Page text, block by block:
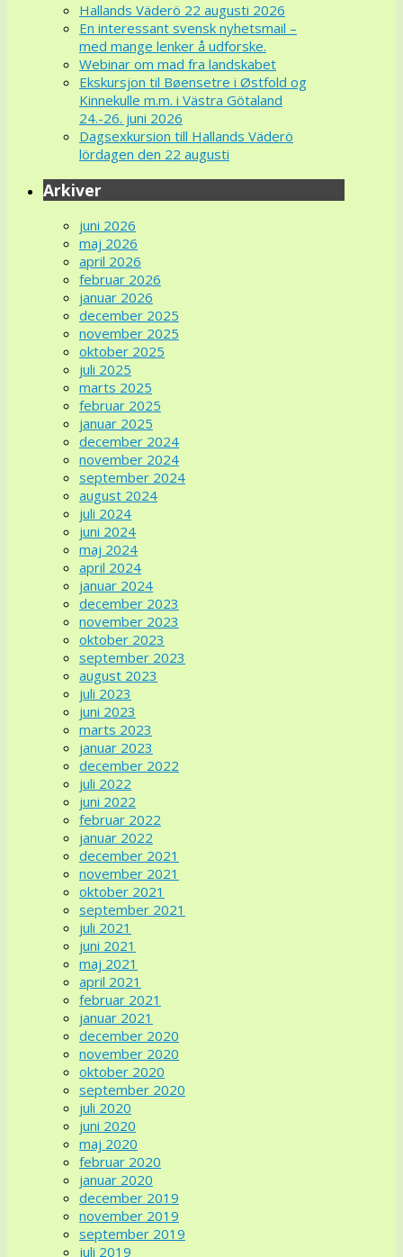
Hallands Väderö 22 augusti 2026
En interessant svensk nyhetsmail –
med mange lenker å udforske.
Webinar om mad fra landskabet
Ekskursjon til Bøensetre i Østfold og
Kinnekulle m.m. i Västra Götaland
24.-26. juni 2026
Dagsexkursion till Hallands Väderö
lördagen den 22 augusti
Arkiver
juni 2026
maj 2026
april 2026
februar 2026
januar 2026
december 2025
november 2025
oktober 2025
juli 2025
marts 2025
februar 2025
januar 2025
december 2024
november 2024
september 2024
august 2024
juli 2024
juni 2024
maj 2024
april 2024
januar 2024
december 2023
november 2023
oktober 2023
september 2023
august 2023
juli 2023
juni 2023
marts 2023
januar 2023
december 2022
juli 2022
juni 2022
februar 2022
januar 2022
december 2021
november 2021
oktober 2021
september 2021
juli 2021
juni 2021
maj 2021
april 2021
februar 2021
januar 2021
december 2020
november 2020
oktober 2020
september 2020
juli 2020
juni 2020
maj 2020
februar 2020
januar 2020
december 2019
november 2019
september 2019
juli 2019